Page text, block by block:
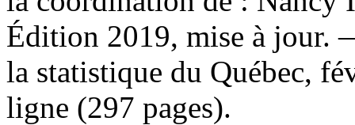
Édition 2019, mise à jour.
la statistique du Québec,
ligne (297 pages).